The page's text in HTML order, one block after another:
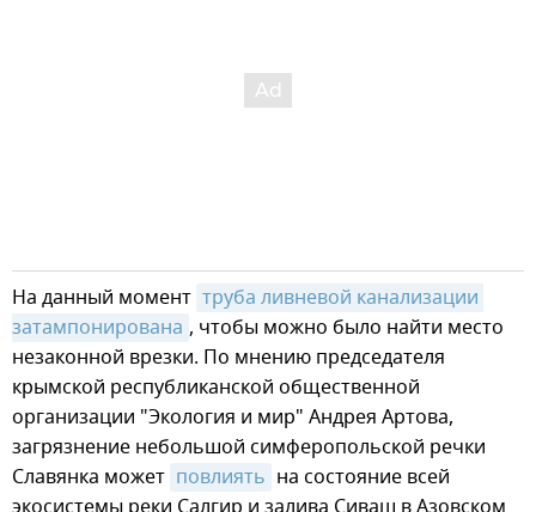
На данный момент труба ливневой канализации
затампонирована , чтобы можно было найти место
незаконной врезки. По мнению председателя
крымской республиканской общественной
организации "Экология и мир" Андрея Артова,
загрязнение небольшой симферопольской речки
Славянка может повлиять на состояние всей